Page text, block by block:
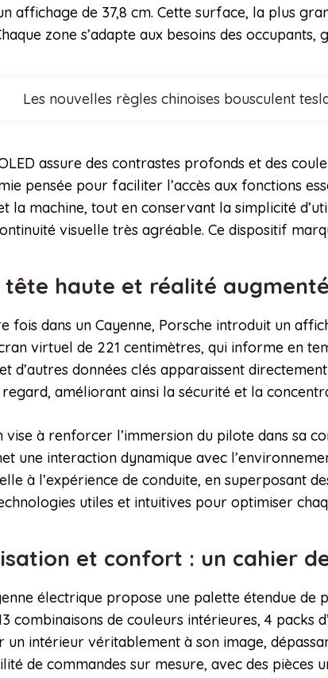
affichage de 37,8 cm. Cette surface, la plus
zone s’adapte aux besoins des
Les nouvelles règles chinoises bousculent
assure des contrastes profonds et des
pensée pour faciliter l’accès aux fonctions
la machine, tout en conservant la simplicité
visuelle très agréable. Ce dispositif
haute et réalité
fois dans un Cayenne, Porsche introduit un
virtuel de 221 centimètres, qui informe en
d’autres données clés apparaissent
améliorant ainsi la sécurité et la
vise à renforcer l’immersion du pilote dans sa
une interaction dynamique avec
à l’expérience de conduite, en superposant
utiles et intuitives pour optimiser
et confort : un cahier
électrique propose une palette étendue
combinaisons de couleurs intérieures, 4 packs
un intérieur véritablement à son image,
de commandes sur mesure, avec des pièces